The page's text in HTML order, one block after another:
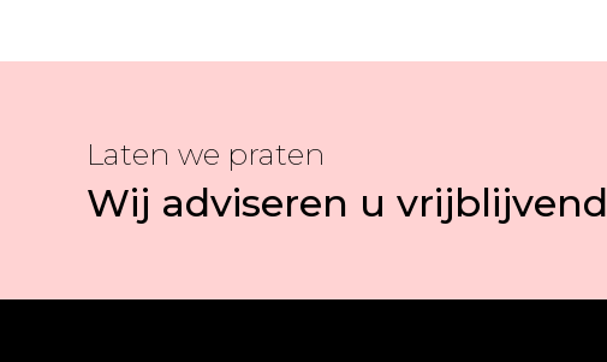
Laten we praten
Wij adviseren u vrijblijvend